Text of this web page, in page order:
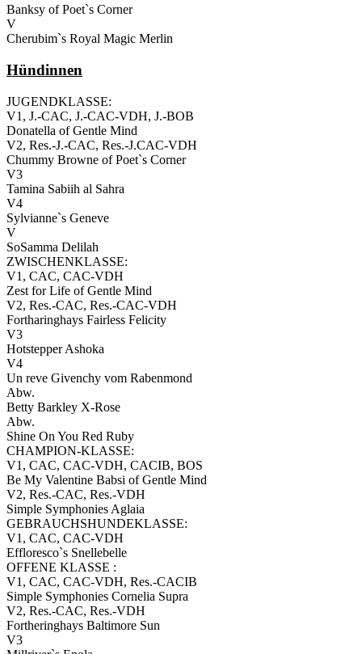
Banksy of Poet`s Corner
V
Cherubim`s Royal Magic Merlin
Hündinnen
JUGENDKLASSE:
V1, J.-CAC, J.-CAC-VDH, J.-BOB
Donatella of Gentle Mind
V2, Res.-J.-CAC, Res.-J.CAC-VDH
Chummy Browne of Poet`s Corner
V3
Tamina Sabiih al Sahra
V4
Sylvianne`s Geneve
V
SoSamma Delilah
ZWISCHENKLASSE:
V1, CAC, CAC-VDH
Zest for Life of Gentle Mind
V2, Res.-CAC, Res.-CAC-VDH
Fortharinghays Fairless Felicity
V3
Hotstepper Ashoka
V4
Un reve Givenchy vom Rabenmond
Abw.
Betty Barkley X-Rose
Abw.
Shine On You Red Ruby
CHAMPION-KLASSE:
V1, CAC, CAC-VDH, CACIB, BOS
Be My Valentine Babsi of Gentle Mind
V2, Res.-CAC, Res.-VDH
Simple Symphonies Aglaia
GEBRAUCHSHUNDEKLASSE:
V1, CAC, CAC-VDH
Effloresco`s Snellebelle
OFFENE KLASSE :
V1, CAC, CAC-VDH, Res.-CACIB
Simple Symphonies Cornelia Supra
V2, Res.-CAC, Res.-VDH
Fortheringhays Baltimore Sun
V3